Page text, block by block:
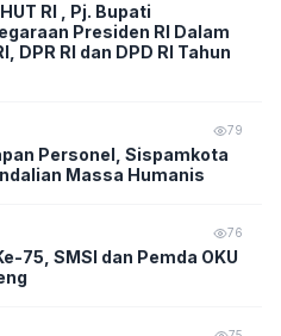
RI , Pj. Bupati
Presiden RI Dalam
DPR RI dan DPD RI Tahun
79
Personel, Sispamkota
Massa Humanis
76
75, SMSI dan Pemda OKU